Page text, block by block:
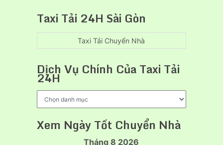
uy
cho
xe
cẩu
chuyên
Taxi Tải 24H Sài Gòn
Taxi Tải Chuyển Nhà
Dịch Vụ Chính Của Taxi Tải
24H
Của
Xem Ngày Tốt Chuyển Nhà
Tháng 8 2026